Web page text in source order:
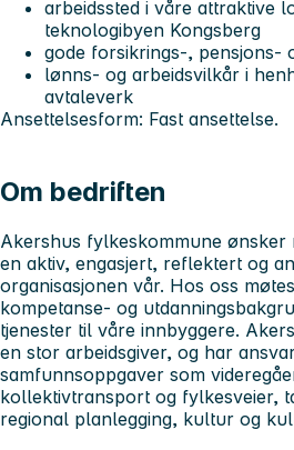
arbeidssted i våre attraktive
teknologibyen Kongsberg
gode forsikrings-, pensjons-
lønns- og arbeidsvilkår i
avtaleverk
Ansettelsesform: Fast ansettelse.
Om bedriften
Akershus fylkeskommune ønsker
en aktiv, engasjert, reflektert og
organisasjonen vår. Hos oss
kompetanse- og
tjenester til våre innbyggere.
en stor arbeidsgiver, og har
samfunnsoppgaver som
kollektivtransport og fylkesveier,
regional planlegging, kultur og